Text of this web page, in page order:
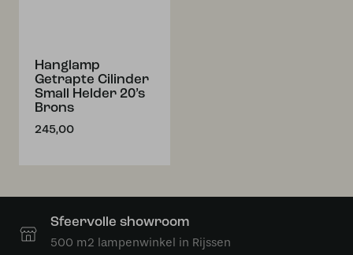
Hanglamp
Getrapte Cilinder
Small Helder 20’s
Brons
245,00
Sfeervolle showroom
500 m2 lampenwinkel in Rijssen